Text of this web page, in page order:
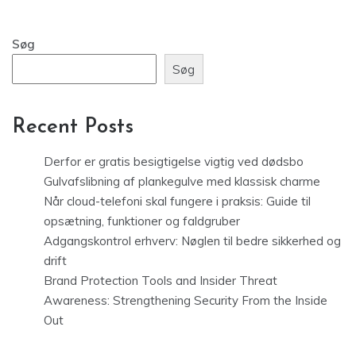
Søg
Søg
Recent Posts
Derfor er gratis besigtigelse vigtig ved dødsbo
Gulvafslibning af plankegulve med klassisk charme
Når cloud-telefoni skal fungere i praksis: Guide til
opsætning, funktioner og faldgruber
Adgangskontrol erhverv: Nøglen til bedre sikkerhed og
drift
Brand Protection Tools and Insider Threat
Awareness: Strengthening Security From the Inside
Out